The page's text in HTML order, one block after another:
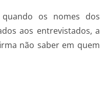
quando os nomes dos
aos entrevistados, a
não saber em quem